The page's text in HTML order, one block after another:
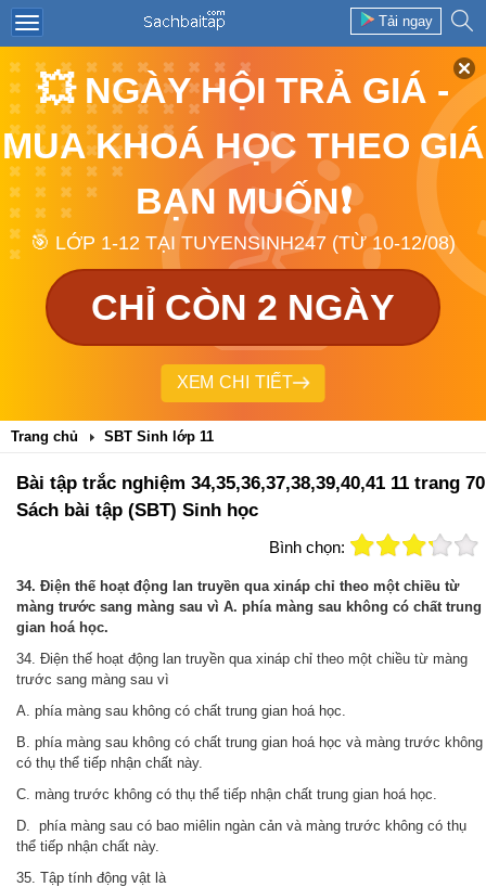
Tải ngay
💥 NGÀY HỘI TRẢ GIÁ -
MUA KHOÁ HỌC THEO GIÁ
BẠN MUỐN❗
🎯 LỚP 1-12 TẠI TUYENSINH247 (TỪ 10-12/08)
CHỈ CÒN 2 NGÀY
XEM CHI TIẾT
Trang chủ SBT Sinh lớp 11
Bài tập trắc nghiệm 34,35,36,37,38,39,40,41 11 trang 70
Sách bài tập (SBT) Sinh học
Bình chọn:
34. Điện thế hoạt động lan truyền qua xináp chỉ theo một chiều từ
màng trước sang màng sau vì A. phía màng sau không có chất trung
gian hoá học.
34. Điện thế hoạt động lan truyền qua xináp chỉ theo một chiều từ màng
trước sang màng sau vì
A. phía màng sau không có chất trung gian hoá học.
B. phía màng sau không có chất trung gian hoá học và màng trước không
có thụ thể tiếp nhận chất này.
C. màng trước không có thụ thể tiếp nhận chất trung gian hoá học.
D. phía màng sau có bao miêlin ngàn cản và màng trước không có thụ
thể tiếp nhận chất này.
35. Tập tính động vật là